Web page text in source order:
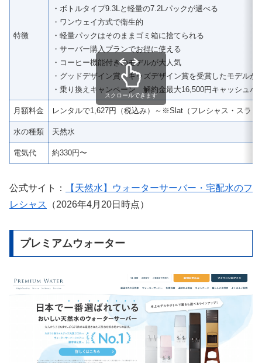
特徴
・ボトルタイプ9.3Lと軽量の7.2Lパックが選べる
・ワンウェイ方式で衛生的
・軽量パックはそのままゴミ箱に捨てられる
・サーバー購入プランでお得に使える
・コーヒー機能付きのモデルが大人気
・グッドデザイン賞、キッズデザイン賞を受賞したモデルが
・乗り換えキャンペーン 解約金最大16,500円キャッシュバ
月額料金 レンタルで1,627円（税込み）～※Slat（フレシャス・スラッ
水の種類 天然水
電気代 約330円〜
スクロールできます
公式サイト：
【天然水】ウォーターサーバー・宅配水のフ
レシャス
（2026年4月20日時点）
プレミアムウォーター